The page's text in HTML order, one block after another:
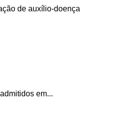
de auxílio-doença
em...